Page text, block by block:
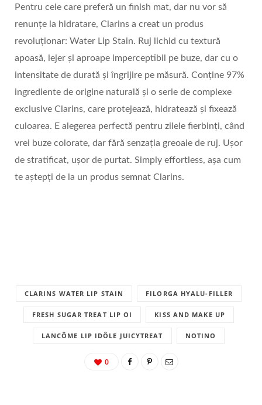
Pentru cele care preferă un finish mat, dar nu vor să
renunțe la hidratare, Clarins a creat un produs
revoluționar: Water Lip Stain. Ruj lichid cu textură
apoasă, lejer și aproape imperceptibil pe buze, dar cu o
intensitate de durată și îngrijire pe măsură. Conține 97%
ingrediente de origine naturală și o serie de complexe
exclusive Clarins, care protejează, hidratează și fixează
culoarea. E alegerea perfectă pentru zilele fierbinți, când
vrei buze colorate, dar fără senzația greoaie de ruj. Ușor
de stratificat, ușor de purtat. Simply effortless, așa cum
te aștepți de la un produs semnat Clarins.
CLARINS WATER LIP STAIN FILORGA HYALU-FILLER
FRESH SUGAR TREAT LIP OI KISS AND MAKE UP
LANCÔME LIP IDÔLE JUICYTREAT NOTINO
0